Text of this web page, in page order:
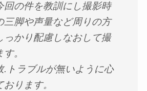
回の件を教訓にし撮影時
三脚や声量など周りの方
っかり配慮しなおして撮
。
.トラブルが無いように心
ります。